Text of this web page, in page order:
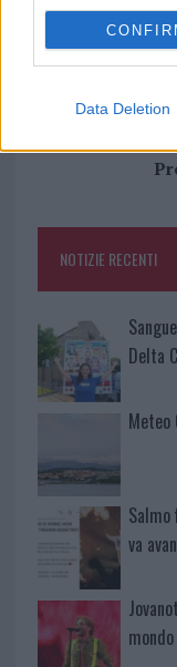
Data Deletion
Condividi
F
a
o
k
T
w
NOTIZIE RECENTI
Delta
va